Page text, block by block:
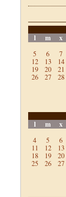
l m x
5
6 7
12
13 14
19
20 21
26
27 28
l m x
4
5 6
11
12 13
18
19 20
25
26 27